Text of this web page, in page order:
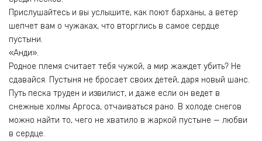
Прислушайтесь и вы услышите, как поют барханы, а ветер
шепчет вам о чужаках, что вторглись в самое сердце
пустыни.
«Анди».
Родное племя считает тебя чужой, а мир жаждет убить? Не
сдавайся. Пустыня не бросает своих детей, даря новый шанс.
Путь песка труден и извилист, и даже если он ведет в
снежные холмы Аргоса, отчаиваться рано. В холоде снегов
можно найти то, чего не хватило в жаркой пустыне — любви
в сердце.